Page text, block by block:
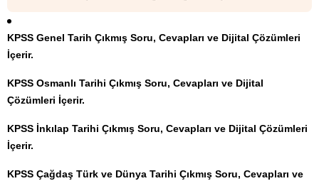
KPSS Genel Tarih Çıkmış Soru, Cevapları ve Dijital Çözümleri
İçerir.
KPSS Osmanlı Tarihi Çıkmış Soru, Cevapları ve Dijital
Çözümleri İçerir.
KPSS İnkılap Tarihi Çıkmış Soru, Cevapları ve Dijital Çözümleri
İçerir.
KPSS Çağdaş Türk ve Dünya Tarihi Çıkmış Soru, Cevapları ve